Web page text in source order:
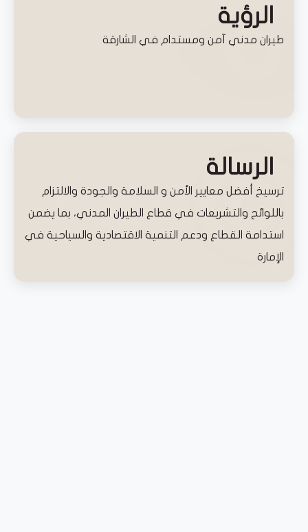
الرؤية
طيران مدني آمن ومستدام في الشارقة
الرسالة
ترسيخ أفضل معايير الأمن و السلامة والجودة والالتزام
باللوائح والتشريعات في قطاع الطيران المدني، بما يضمن
استدامة القطاع ودعم التنمية الاقتصادية والسياحية في
الإمارة